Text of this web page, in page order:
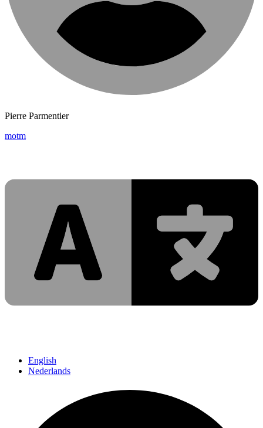
Pierre Parmentier
motm
English
Nederlands